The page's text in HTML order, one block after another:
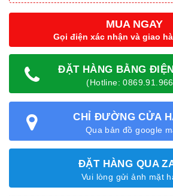
MUA NGAY
Gọi điện xác nhận và giao
ĐẶT HÀNG BẰNG
(Hotline:
CHỈ ĐƯỜNG CỬA
Qua bản đồ google
ĐẶT HÀNG QUA
Vui lòng gửi ảnh mặt